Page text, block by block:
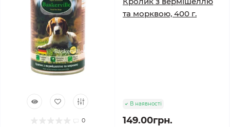
0
та морквою, 400 г.
В наявності
149.00грн.